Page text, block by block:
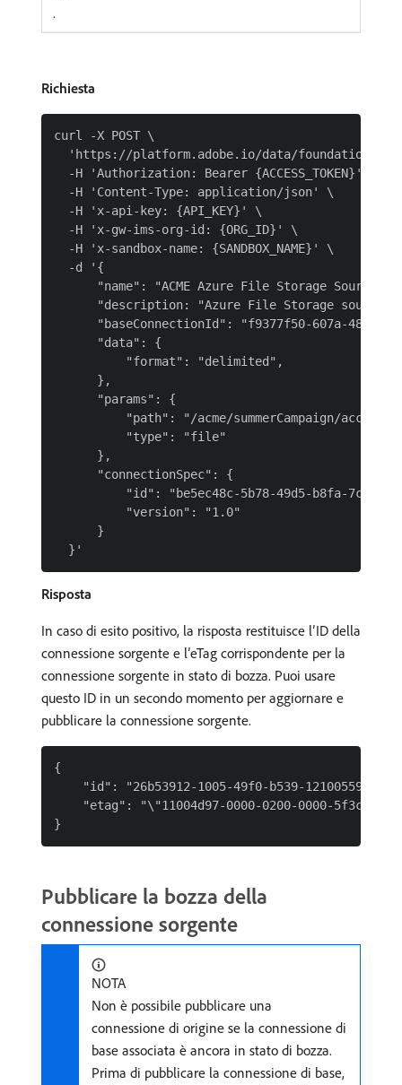
.
Richiesta
curl -X POST \
'https://platform.adobe.io/data/foundation/
  -H 'Authorization: Bearer {ACCESS_TOKEN}' \
  -H 'Content-Type: application/json' \
  -H 'x-api-key: {API_KEY}' \
  -H 'x-gw-ims-org-id: {ORG_ID}' \
  -H 'x-sandbox-name: {SANDBOX_NAME}' \
  -d '{
"name": "ACME Azure File Storage Source
"description: "Azure File Storage source
"baseConnectionId": "f9377f50-607a-4818-
      "data": {
          "format": "delimited",
      },
      "params": {
"path": "/acme/summerCampaign/
          "type": "file"
      },
      "connectionSpec": {
"id": "be5ec48c-5b78-49d5-b8fa-
          "version": "1.0"
      }
Risposta
In caso di esito positivo, la risposta restituisce l’ID della
connessione sorgente e l’eTag corrispondente per la
connessione sorgente in stato di bozza. Puoi usare
questo ID in un secondo momento per aggiornare e
pubblicare la connessione sorgente.
{
"id": "26b53912-1005-49f0-b539-
"etag": "\"11004d97-0000-0200-0000-
Pubblicare la bozza della
connessione sorgente
NOTA
Non è possibile pubblicare una
connessione di origine se la connessione di
base associata è ancora in stato di bozza.
Prima di pubblicare la connessione di base,